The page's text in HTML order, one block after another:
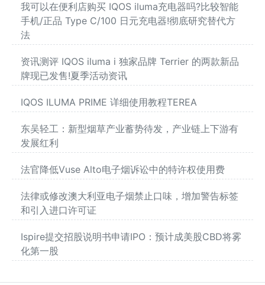
我可以在便利店购买 IQOS iluma充电器吗?比较智能
手机/正品 Type C/100 日元充电器!彻底研究替代方
法
资讯测评 IQOS iluma i 独家品牌 Terrier 的两款新品
牌现已发售!夏季活动资讯
IQOS ILUMA PRIME 详细使用教程TEREA
东吴轻工：新型烟草产业蓄势待发，产业链上下游有
发展红利
法官降低Vuse Alto电子烟诉讼中的特许权使用费
法律或修改澳大利亚电子烟禁止口味，增加警告标签
和引入进口许可证
Ispire提交招股说明书申请IPO：预计成美股CBD将雾
化第一股